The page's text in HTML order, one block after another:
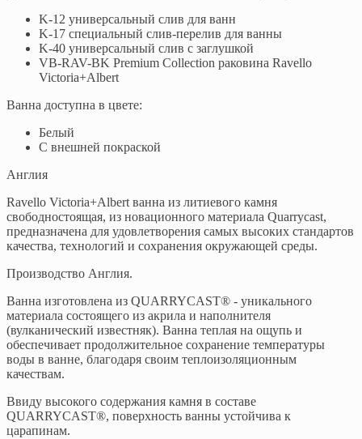
K-12 универсальный слив для ванн
K-17 специальный слив-перелив для ванны
K-40 универсальный слив с заглушкой
VB-RAV-BK Premium Сollection раковина Ravello
Victoria+Albert
Ванна доступна в цвете:
Белый
C внешней покраской
Англия
Ravello Victoria+Albert ванна из литиевого камня
свободностоящая, из новационного материала Quarrycast,
предназначена для удовлетворения самых высоких стандартов
качества, технологий и сохранения окружающей среды.
Производство Англия.
Ванна изготовлена из QUARRYCAST® - уникального
материала состоящего из акрила и наполнителя
(вулканический известняк). Ванна теплая на ощупь и
обеспечивает продолжительное сохранение температуры
воды в ванне, благодаря своим теплоизоляционным
качествам.
Ввиду высокого содержания камня в составе
QUARRYCAST®, поверхность ванны устойчива к
царапинам.